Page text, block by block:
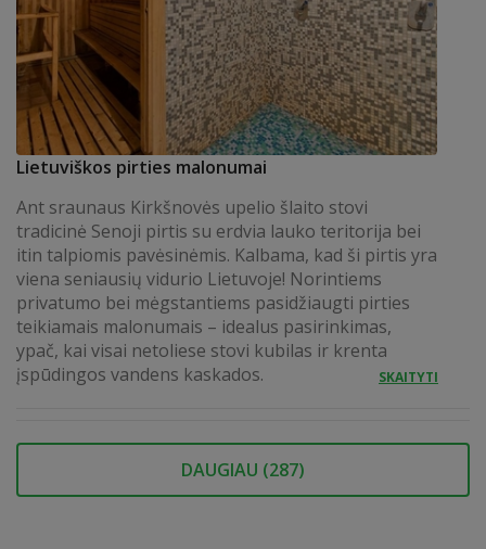
Lietuviškos pirties malonumai
Ant sraunaus Kirkšnovės upelio šlaito stovi
tradicinė Senoji pirtis su erdvia lauko teritorija bei
itin talpiomis pavėsinėmis. Kalbama, kad ši pirtis yra
viena seniausių vidurio Lietuvoje! Norintiems
privatumo bei mėgstantiems pasidžiaugti pirties
teikiamais malonumais – idealus pasirinkimas,
ypač, kai visai netoliese stovi kubilas ir krenta
įspūdingos vandens kaskados.
SKAITYTI
DAUGIAU (287)